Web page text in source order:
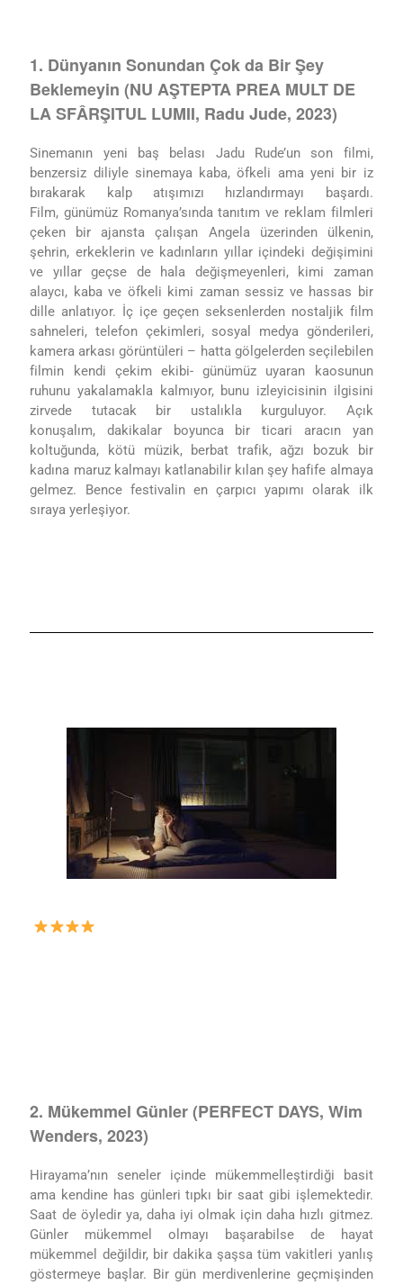
1. Dünyanın Sonundan Çok da Bir Şey
Beklemeyin (NU AŞTEPTA PREA MULT DE
LA SFÂRŞITUL LUMII, Radu Jude, 2023)
Sinemanın yeni baş belası Jadu Rude’un son filmi,
benzersiz diliyle sinemaya kaba, öfkeli ama yeni bir iz
bırakarak kalp atışımızı hızlandırmayı başardı.
Film,günümüz Romanya’sında tanıtım ve reklam filmleri
çeken bir ajansta çalışan Angela üzerinden ülkenin,
şehrin, erkeklerin ve kadınların yıllar içindeki değişimini
ve yıllar geçse de hala değişmeyenleri, kimi zaman
alaycı, kaba ve öfkeli kimi zaman sessiz ve hassas bir
dille anlatıyor. İç içe geçen seksenlerden nostaljik film
sahneleri, telefon çekimleri, sosyal medya gönderileri,
kamera arkası görüntüleri – hatta gölgelerden seçilebilen
filmin kendi çekim ekibi- günümüz uyaran kaosunun
ruhunu yakalamakla kalmıyor, bunu izleyicisinin ilgisini
zirvede tutacak bir ustalıkla kurguluyor. Açık
konuşalım,dakikalar boyunca bir ticari aracın yan
koltuğunda, kötü müzik, berbat trafik, ağzı bozuk bir
kadına maruz kalmayı katlanabilir kılan şey hafife almaya
gelmez. Bence festivalin en çarpıcı yapımı olarak ilk
sıraya yerleşiyor.
2. Mükemmel Günler (PERFECT DAYS, Wim
Wenders, 2023)
Hirayama’nın seneler içinde mükemmelleştirdiği basit
ama kendine has günleri tıpkı bir saat gibi işlemektedir.
Saat de öyledir ya, daha iyi olmak için daha hızlı gitmez.
Günler mükemmel olmayı başarabilse de hayat
mükemmel değildir, bir dakika şaşsa tüm vakitleri yanlış
göstermeye başlar. Bir gün merdivenlerine geçmişinden